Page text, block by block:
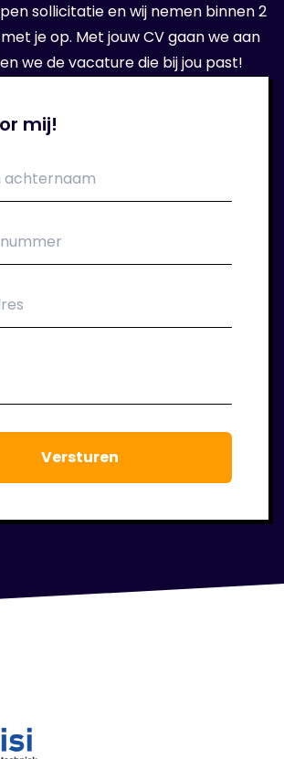
mij!
sollicitatie en wij nemen binnen 2
je op. Met jouw CV gaan we aan
we de vacature die bij jou past!